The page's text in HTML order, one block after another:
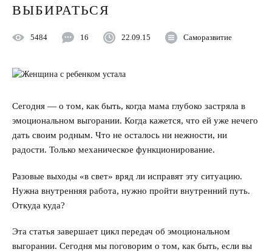
ВЫБИРАТЬСЯ
5484 16 22.09.15 Саморазвитие
Сегодня — о том, как быть, когда мама глубоко застряла в
эмоциональном выгорании. Когда кажется, что ей уже нечего
дать своим родным. Что не осталось ни нежности, ни
радости. Только механическое функционирование.
Разовые выходы «в свет» вряд ли исправят эту ситуацию.
Нужна внутренняя работа, нужно пройти внутренний путь.
Откуда куда?
Эта статья завершает цикл передач об эмоциональном
выгорании. Сегодня мы поговорим о том, как быть, если вы
Пройти Тест
Психология отношений
Измена
Кинозал
Сделать семью дружной
Воспитать детей счастливыми